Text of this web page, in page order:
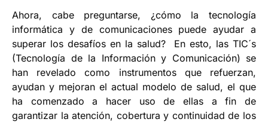
Ahora, cabe preguntarse, ¿cómo la tecnología
informática y de comunicaciones puede ayudar a
superar los desafíos en la salud? En esto, las TIC´s
(Tecnología de la Información y Comunicación) se
han revelado como instrumentos que refuerzan,
ayudan y mejoran el actual modelo de salud, el que
ha comenzado a hacer uso de ellas a fin de
garantizar la atención, cobertura y continuidad de los